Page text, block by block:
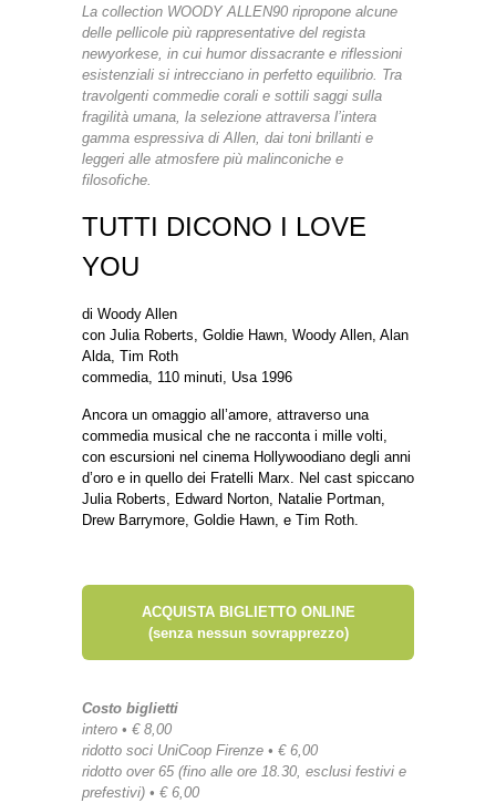
La collection WOODY ALLEN90 ripropone alcune
delle pellicole più rappresentative del regista
newyorkese, in cui humor dissacrante e riflessioni
esistenziali si intrecciano in perfetto equilibrio. Tra
travolgenti commedie corali e sottili saggi sulla
fragilità umana, la selezione attraversa l’intera
gamma espressiva di Allen, dai toni brillanti e
leggeri alle atmosfere più malinconiche e
filosofiche.
TUTTI DICONO I LOVE
YOU
di Woody Allen
con Julia Roberts, Goldie Hawn, Woody Allen, Alan
Alda, Tim Roth
commedia, 110 minuti, Usa 1996
Ancora un omaggio all’amore, attraverso una
commedia musical che ne racconta i mille volti,
con escursioni nel cinema Hollywoodiano degli anni
d’oro e in quello dei Fratelli Marx. Nel cast spiccano
Julia Roberts, Edward Norton, Natalie Portman,
Drew Barrymore, Goldie Hawn, e Tim Roth.
ACQUISTA BIGLIETTO ONLINE
(senza nessun sovrapprezzo)
Costo biglietti
intero • € 8,00
ridotto soci UniCoop Firenze • € 6,00
ridotto over 65 (fino alle ore 18.30, esclusi festivi e
prefestivi) • € 6,00